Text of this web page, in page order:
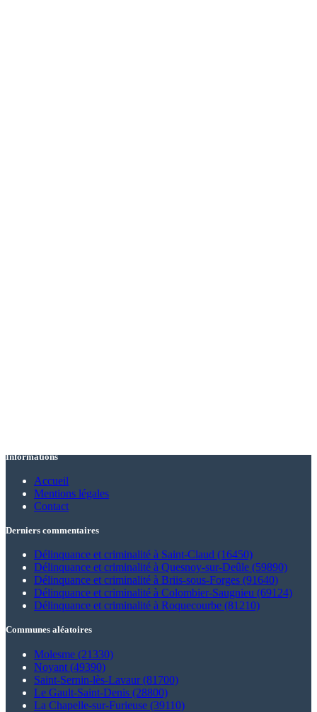
Informations
Accueil
Mentions légales
Contact
Derniers commentaires
Délinquance et criminalité à Saint-Claud (16450)
Délinquance et criminalité à Quesnoy-sur-Deûle (59890)
Délinquance et criminalité à Briis-sous-Forges (91640)
Délinquance et criminalité à Colombier-Saugnieu (69124)
Délinquance et criminalité à Roquecourbe (81210)
Communes aléatoires
Molesme (21330)
Noyant (49390)
Saint-Sernin-lès-Lavaur (81700)
Le Gault-Saint-Denis (28800)
La Chapelle-sur-Furieuse (39110)